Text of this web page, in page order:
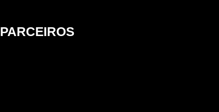
PARCEIROS